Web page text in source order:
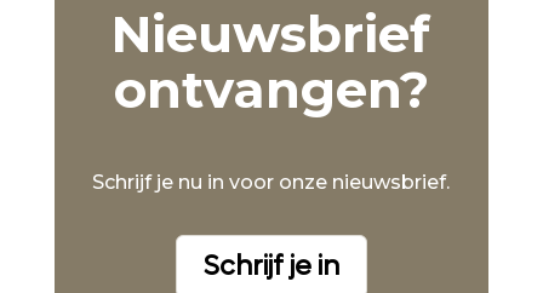
Nieuwsbrief
ontvangen?
Schrijf je nu in voor onze nieuwsbrief.
Schrijf je in